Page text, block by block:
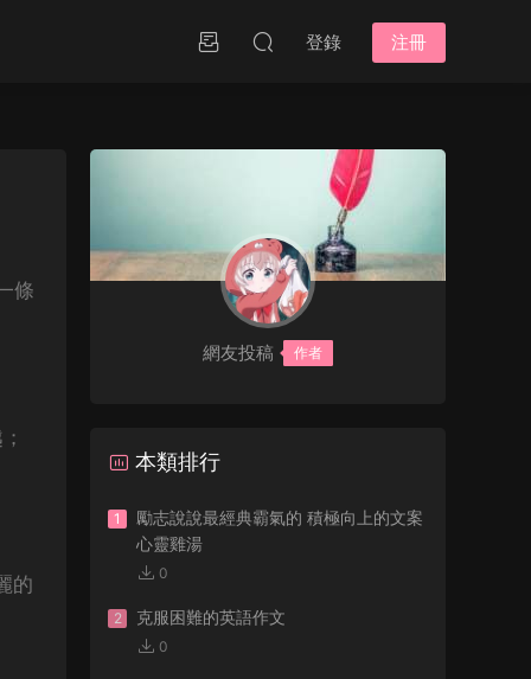
登錄 注冊
條
的
網友投稿 作者
本類排行
1
勵志說說最經典霸氣的 積極向上的文案
心靈雞湯
0
2 克服困難的英語作文
0